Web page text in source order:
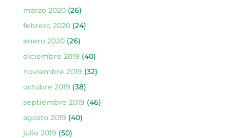
marzo 2020(26)
febrero 2020(24)
enero 2020(26)
diciembre 2019 (40)
noviembre 2019 (32)
octubre 2019 (38)
septiembre 2019 (46)
agosto 2019 (40)
julio 2019 (50)